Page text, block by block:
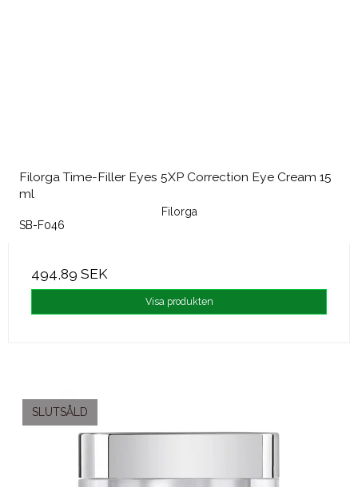
Filorga Time-Filler Eyes 5XP Correction Eye Cream 15
ml
Filorga
SB-F046
494,89 SEK
Visa produkten
SLUTSÅLD